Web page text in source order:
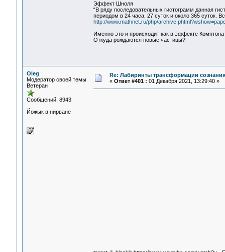
Эффект Шноля
“В ряду последовательных гистограмм данная
периодом в 24 часа, 27 суток и около 365 суток.
http://www.mathnet.ru/php/
Именно это и происходит как в эффекте
Откуда рождаются новые частицы?
Oleg
Модератор своей темы
Ветеран
Сообщений: 8943
Йожык в нирване
Re: Лабиринты трансформации
« Ответ #401 : 01 Декабря 2021, 13:29:40 »